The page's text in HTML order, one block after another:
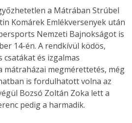
a Mátrában Strúbel
Komárek Emlékversenyek után
Nemzeti Bajnokságot is
14-én. A rendkívül ködös,
és izgalmas
megmérettetés, még
is fordulhatott volna az
Bozsó Zoltán Zoka lett a
pedig a harmadik.